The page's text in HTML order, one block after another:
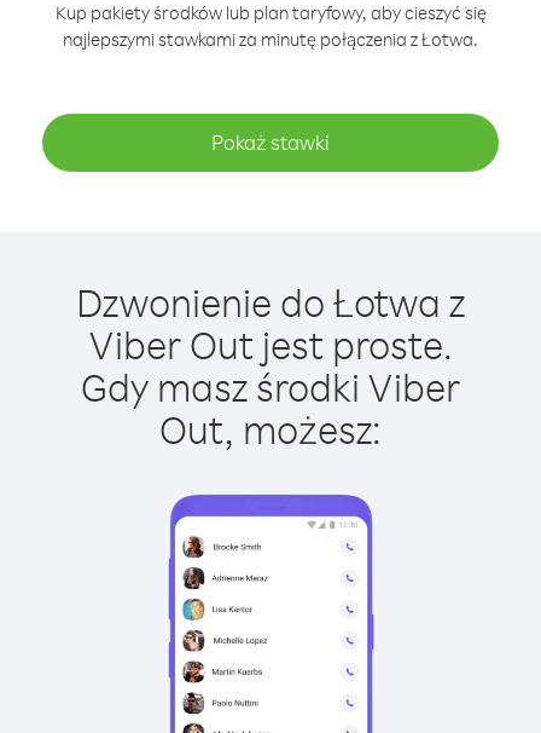
Kup pakiety środków lub plan taryfowy, aby cieszyć się
najlepszymi stawkami za minutę połączenia z Łotwa.
Pokaż stawki
Dzwonienie do Łotwa z
Viber Out jest proste.
Gdy masz środki Viber
Out, możesz: